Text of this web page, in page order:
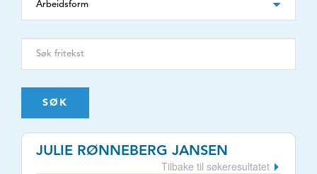
SØK
JULIE RØNNEBERG JANSEN
Tilbake til søkeresultatet